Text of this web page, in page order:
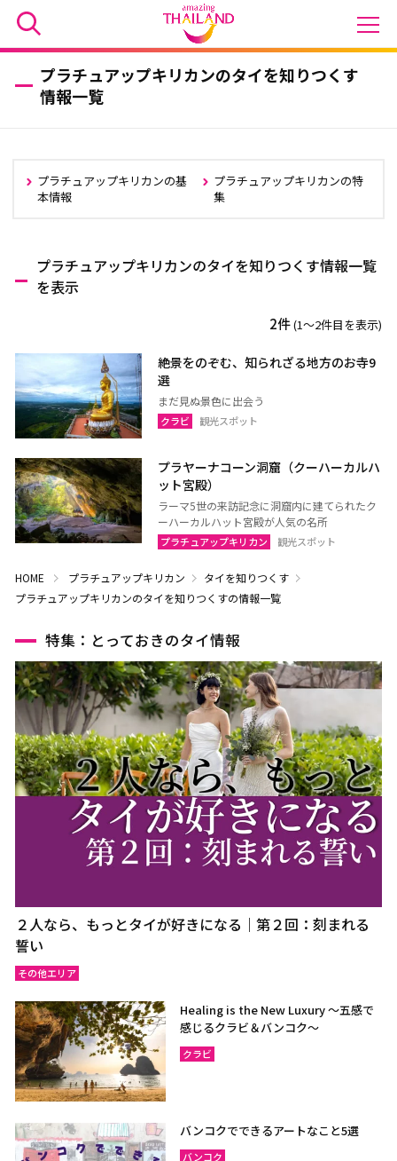
プラチュアップキリカンのタイを知りつくす
情報一覧
プラチュアップキリカンの基
本情報
プラチュアップキリカンの特
集
プラチュアップキリカンのタイを知りつくす情報一覧
を表示
2件(1〜2件目を表示)
絶景をのぞむ、知られざる地方のお寺9
選
まだ見ぬ景色に出会う
クラビ 観光スポット
プラヤーナコーン洞窟（クーハーカルハ
ット宮殿）
ラーマ5世の来訪記念に洞窟内に建てられたク
ーハーカルハット宮殿が人気の名所
プラチュアップキリカン 観光スポット
HOME プラチュアップキリカン
タイを知りつくす
プラチュアップキリカンのタイを知りつくすの情報一覧
特集：とっておきのタイ情報
２人なら、もっとタイが好きになる｜第２回：刻まれる
誓い
その他エリア
Healing is the New Luxury ～五感で
感じるクラビ＆バンコク～
クラビ
バンコクでできるアートなこと5選
バンコク